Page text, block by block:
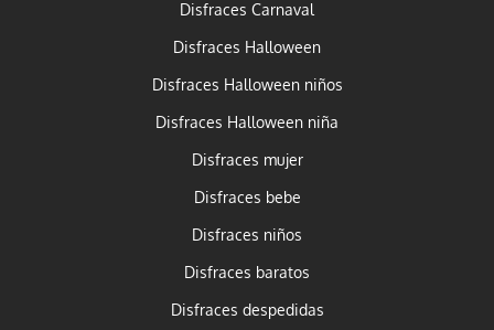
Disfraces Carnaval
Disfraces Halloween
Disfraces Halloween niños
Disfraces Halloween niña
Disfraces mujer
Disfraces bebe
Disfraces niños
Disfraces baratos
Disfraces despedidas